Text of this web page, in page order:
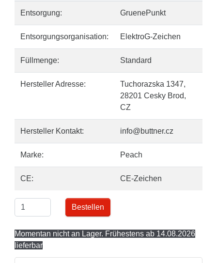
Entsorgung: GruenePunkt
Entsorgungsorganisation: ElektroG-Zeichen
Füllmenge: Standard
Hersteller Adresse:
Tuchorazska 1347,
28201 Cesky Brod,
CZ
Hersteller Kontakt: info@buttner.cz
Marke: Peach
CE: CE-Zeichen
Bestellen
Momentan nicht an Lager. Frühestens ab 14.08.2026
lieferbar